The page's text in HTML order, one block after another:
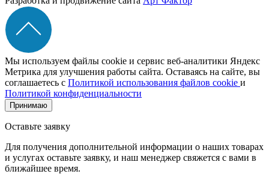
Мы используем файлы cookie и сервис веб-аналитики Яндекс
Метрика для улучшения работы сайта. Оставаясь на сайте, вы
соглашаетесь с Политикой использования файлов cookie и
Политикой конфиденциальности
Принимаю
Оставьте заявку
Для получения дополнительной информации о наших товарах
и услугах оставьте заявку, и наш менеджер свяжется с вами в
ближайшее время.